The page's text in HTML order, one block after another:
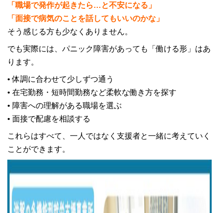
「職場で発作が起きたら…と不安になる」
「面接で病気のことを話してもいいのかな」
そう感じる方も少なくありません。
でも実際には、パニック障害があっても「働ける形」はあ
ります。
• 体調に合わせて少しずつ通う
• 在宅勤務・短時間勤務など柔軟な働き方を探す
• 障害への理解がある職場を選ぶ
• 面接で配慮を相談する
これらはすべて、一人ではなく支援者と一緒に考えていく
ことができます。